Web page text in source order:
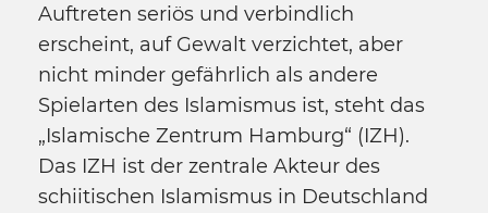
Auftreten seriös und verbindlich
erscheint, auf Gewalt verzichtet, aber
nicht minder gefährlich als andere
Spielarten des Islamismus ist, steht das
„Islamische Zentrum Hamburg“ (IZH).
Das IZH ist der zentrale Akteur des
schiitischen Islamismus in Deutschland